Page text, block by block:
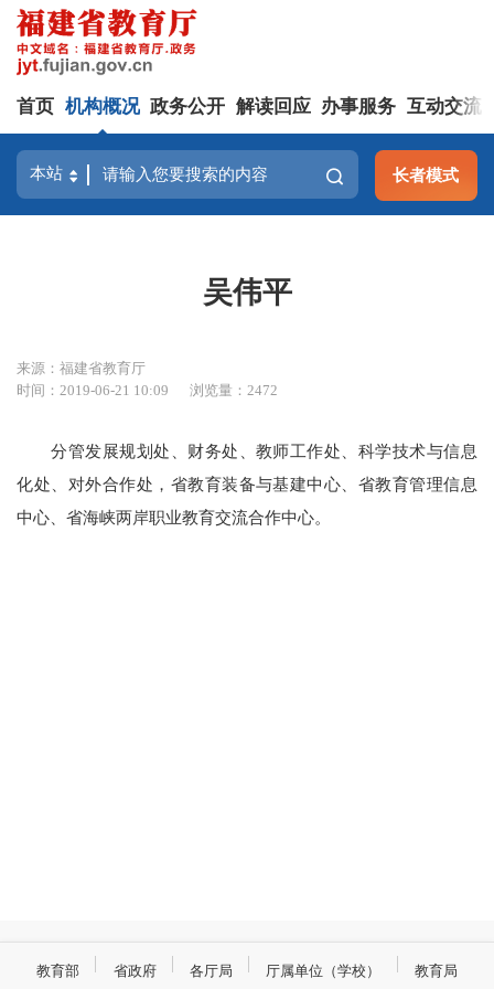
首页 机构概况 政务公开 解读回应 办事服务 互动交流
长者模式
吴伟平
来源：福建省教育厅
时间：2019-06-21 10:09
浏览量：2472
分管发展规划处、财务处、教师工作处、科学技术与信息
化处、对外合作处，省教育装备与基建中心、省教育管理信息
中心、省海峡两岸职业教育交流合作中心。
教育部 省政府 各厅局 厅属单位（学校） 教育局